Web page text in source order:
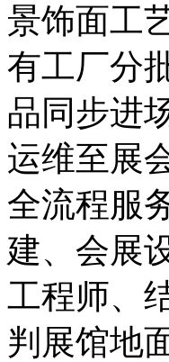
景饰面工
有工厂分
品同步进
运维至展
全流程服
建、会展
工程师、
判展馆地